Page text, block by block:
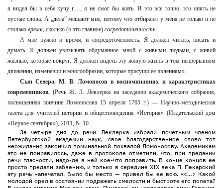
я видел бы в себе кучу г…, я не смог бы жить. И это все точно, это опять не
пустые слова. А „дела” мешают мне, потому что отбирают у меня не только и не
столько время, сколько (и это главное) сосредоточенность.
А мне нужно и время, и сосредоточенность. Я должен читать, писать и
думать. Я должен увязывать обдуманное мной с живыми людьми, с живой
жизнью, которые вокруг. Я должен видеть эту живую жизнь в том непрерывном
движении, изменении и многообразии, которые присущи ее явлениям».
Сын Севера. М. В. Ломоносов в воспоминаниях и характеристиках
современников. (Речь Ж. Л. Леклерка на заседании академического собрания,
посвященная кончине Ломоносова 15 апреля 1765 г.) — Научно-методическая
газета для учителей истории и обществоведения «История» (Издательский дом
«Первое сентября»), 2011, № 10.
За четыре дня до речи Леклерка избрали почетным членом
Петербургской академии наук, свое благодарственное слово тот
неожиданно закончил поминальной похвалой Ломоносову. Академикам
это не понравилось, даже в протоколе отметили, что, при предании
речи гласности, надо-де в ней кое-что поправить. В конце концов ее
просто предали забвению, и только в середине XIX века П. Пекарский
эту речь напечатал. Было бы место — привел бы ее всю. «<…> Какой
молодой орел в состоянии подражать смелости и быстроте его полета?